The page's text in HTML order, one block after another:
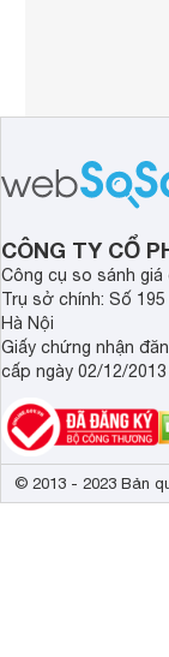
CÔNG TY CỔ
Công cụ so sánh giá
Trụ sở chính: Số
Hà Nội
Giấy chứng nhận
cấp ngày 02/12/2013
© 2013 - 2023 Bản